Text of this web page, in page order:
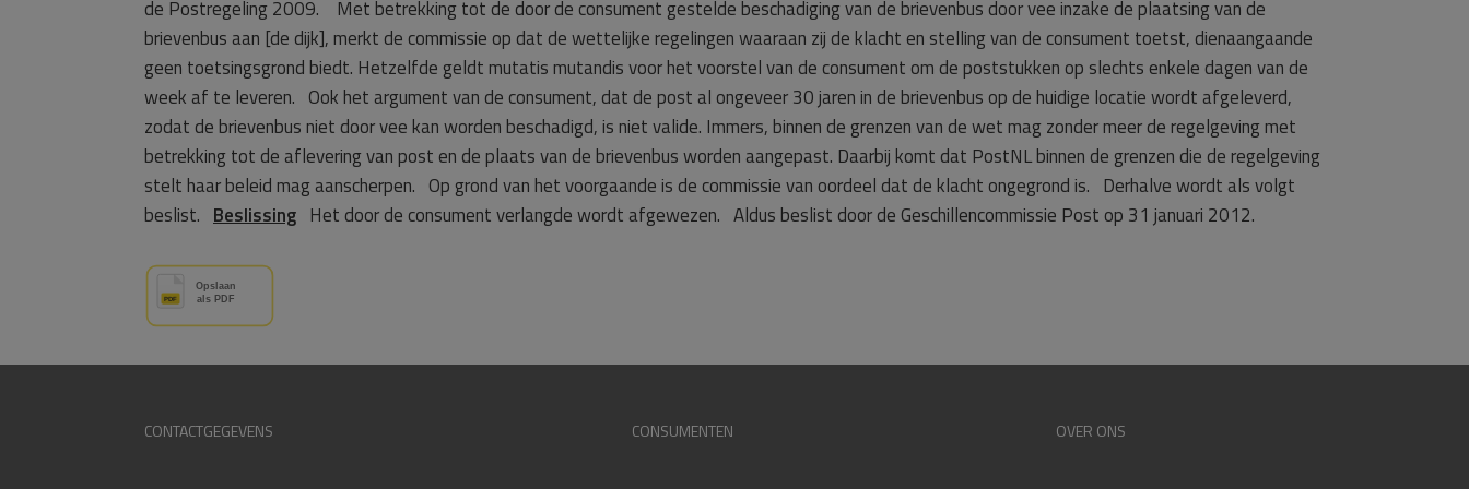
de Postregeling 2009. Met betrekking tot de door de consument gestelde beschadiging van de brievenbus door vee inzake de plaatsing van de
brievenbus aan [de dijk], merkt de commissie op dat de wettelijke regelingen waaraan zij de klacht en stelling van de consument toetst, dienaangaande
geen toetsingsgrond biedt. Hetzelfde geldt mutatis mutandis voor het voorstel van de consument om de poststukken op slechts enkele dagen van de
week af te leveren. Ook het argument van de consument, dat de post al ongeveer 30 jaren in de brievenbus op de huidige locatie wordt afgeleverd,
zodat de brievenbus niet door vee kan worden beschadigd, is niet valide. Immers, binnen de grenzen van de wet mag zonder meer de regelgeving met
betrekking tot de aflevering van post en de plaats van de brievenbus worden aangepast. Daarbij komt dat PostNL binnen de grenzen die de regelgeving
stelt haar beleid mag aanscherpen. Op grond van het voorgaande is de commissie van oordeel dat de klacht ongegrond is. Derhalve wordt als volgt
beslist. Beslissing Het door de consument verlangde wordt afgewezen. Aldus beslist door de Geschillencommissie Post op 31 januari 2012.
CONTACTGEGEVENS CONSUMENTEN OVER ONS